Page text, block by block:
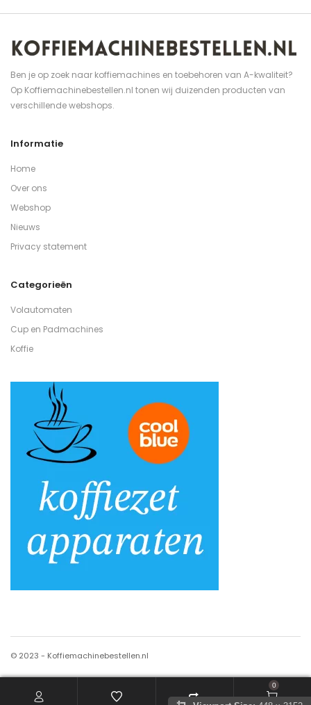
Ben je op zoek naar koffiemachines en toebehoren van A-kwaliteit?
Op Koffiemachinebestellen.nl tonen wij duizenden producten van
verschillende webshops.
Informatie
Home
Over ons
Webshop
Nieuws
Privacy statement
Categorieën
Volautomaten
Cup en Padmachines
Koffie
© 2023 - Koffiemachinebestellen.nl
0